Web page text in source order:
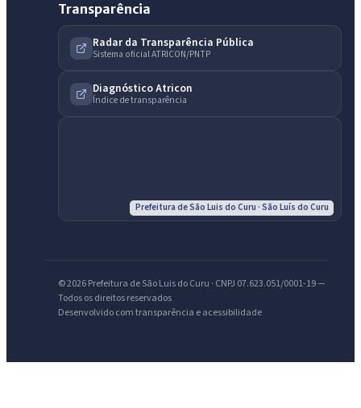
Transparência
Radar da Transparência Pública
Sistema oficial ATRICON/PNTP
Diagnóstico Atricon
Índice de transparência
Prefeitura de São Luis do Curu · São Luís do Curu
© 2026 Prefeitura de São Luis do Curu · CNPJ 07.623.051/0001-19 —
Todos os direitos reservados
Desenvolvido com transparência e acessibilidade
Olá. Pergunte sobre serviços, notícias, legislação, Diário Oficial,